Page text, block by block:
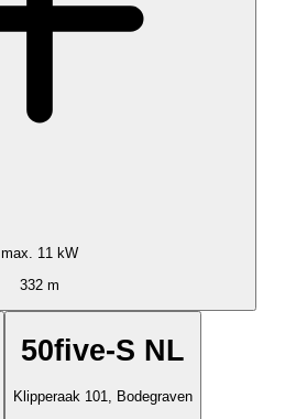
max. 11 kW
332 m
50five-S NL
Klipperaak 101, Bodegraven